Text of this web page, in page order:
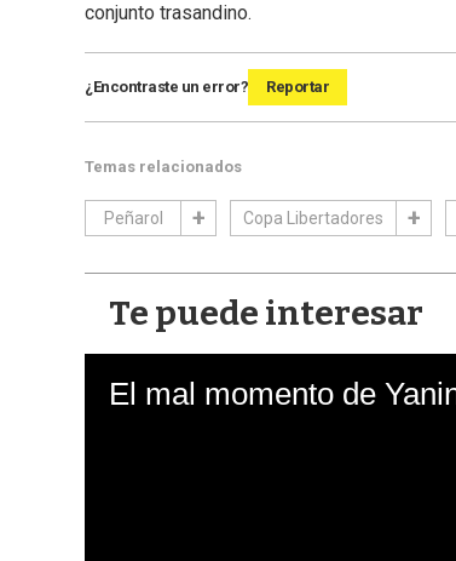
conjunto trasandino.
¿Encontraste un error? Reportar
Temas relacionados
Peñarol Copa Libertadores
Te puede interesar